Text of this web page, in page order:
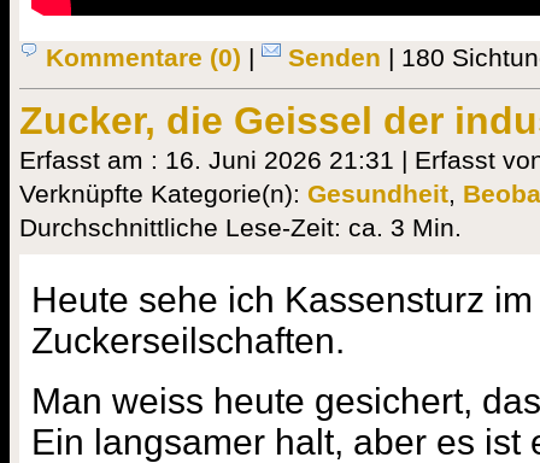
Kommentare (0) | Senden | 180
Zucker, die Geissel der
Erfasst am : 16. Juni 2026 21:31 | Erfasst
Verknüpfte Kategorie(n): Gesundheit,
Durchschnittliche Lese-Zeit: ca. 3 Min.
Heute sehe ich Kassensturz
Zuckerseilschaften.
Man weiss heute gesichert,
Ein langsamer halt, aber es ist